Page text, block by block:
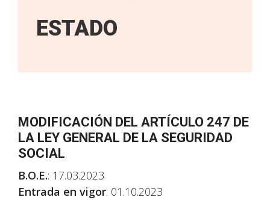
ESTADO
MODIFICACIÓN DEL ARTÍCULO 247 DE
LA LEY GENERAL DE LA SEGURIDAD
SOCIAL
B.O.E.: 17.03.2023
Entrada en vigor: 01.10.2023